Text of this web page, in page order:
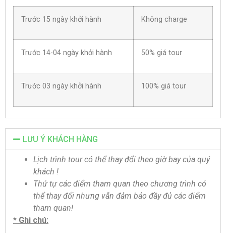
Trước 15 ngày khởi hành Không charge
Trước 14-04 ngày khởi hành 50% giá tour
Trước 03 ngày khởi hành 100% giá tour
LƯU Ý KHÁCH HÀNG
Lịch trình tour có thể thay đổi theo giờ bay của quý
khách !
Thứ tự các điểm tham quan theo chương trình có
thể thay đổi nhưng vẫn đảm bảo đầy đủ các điểm
tham quan!
* Ghi chú: